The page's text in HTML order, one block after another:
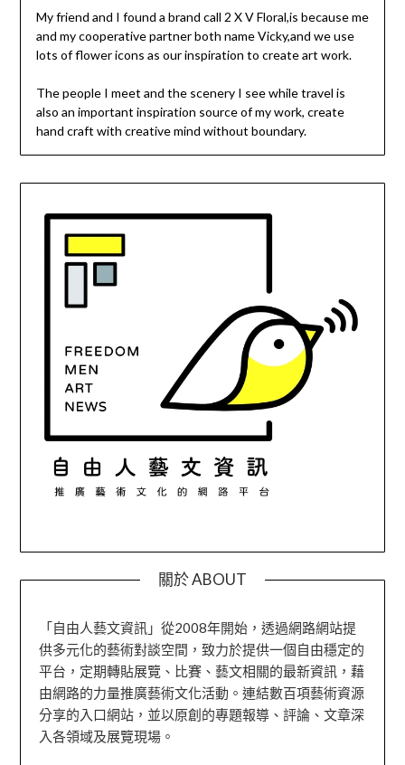
My friend and I found a brand call 2 X V Floral,is because me
and my cooperative partner both name Vicky,and we use
lots of flower icons as our inspiration to create art work.
The people I meet and the scenery I see while travel is
also an important inspiration source of my work, create
hand craft with creative mind without boundary.
關於 ABOUT
「自由人藝文資訊」從2008年開始，透過網路網站提
供多元化的藝術對談空間，致力於提供一個自由穩定的
平台，定期轉貼展覽、比賽、藝文相關的最新資訊，藉
由網路的力量推廣藝術文化活動。連結數百項藝術資源
分享的入口網站，並以原創的專題報導、評論、文章深
入各領域及展覽現場。